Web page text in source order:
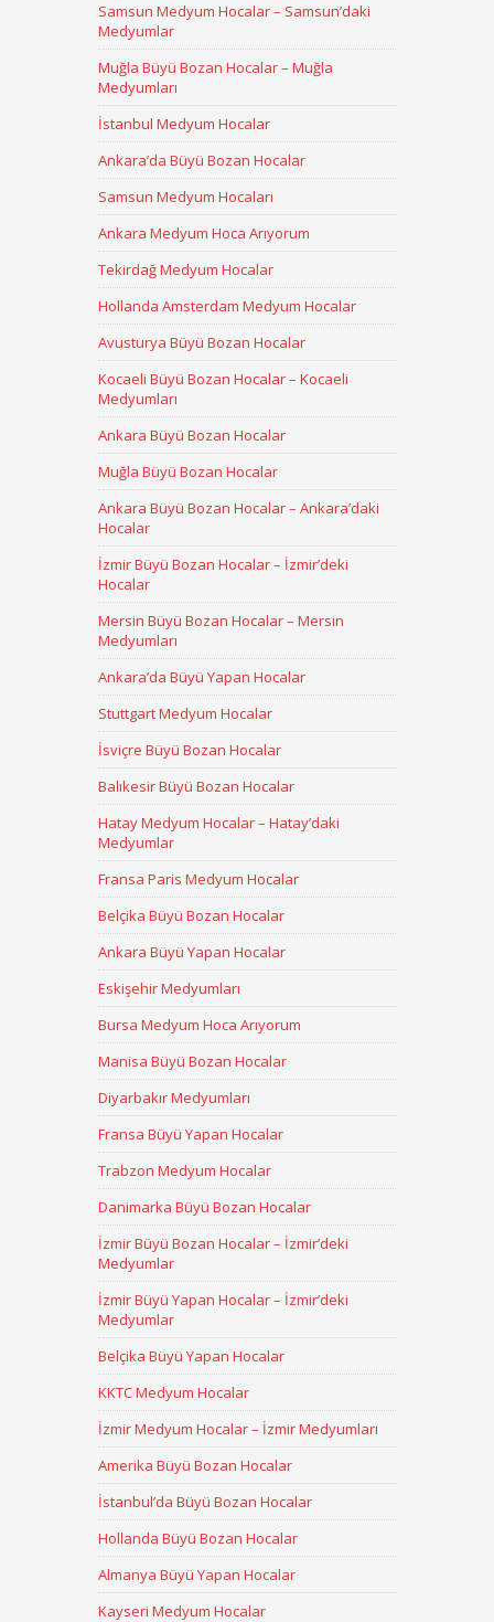
Samsun Medyum Hocalar – Samsun’daki
Medyumlar
Muğla Büyü Bozan Hocalar – Muğla
Medyumları
İstanbul Medyum Hocalar
Ankara’da Büyü Bozan Hocalar
Samsun Medyum Hocaları
Ankara Medyum Hoca Arıyorum
Tekirdağ Medyum Hocalar
Hollanda Amsterdam Medyum Hocalar
Avusturya Büyü Bozan Hocalar
Kocaeli Büyü Bozan Hocalar – Kocaeli
Medyumları
Ankara Büyü Bozan Hocalar
Muğla Büyü Bozan Hocalar
Ankara Büyü Bozan Hocalar – Ankara’daki
Hocalar
İzmir Büyü Bozan Hocalar – İzmir’deki
Hocalar
Mersin Büyü Bozan Hocalar – Mersin
Medyumları
Ankara’da Büyü Yapan Hocalar
Stuttgart Medyum Hocalar
İsviçre Büyü Bozan Hocalar
Balıkesir Büyü Bozan Hocalar
Hatay Medyum Hocalar – Hatay’daki
Medyumlar
Fransa Paris Medyum Hocalar
Belçika Büyü Bozan Hocalar
Ankara Büyü Yapan Hocalar
Eskişehir Medyumları
Bursa Medyum Hoca Arıyorum
Manisa Büyü Bozan Hocalar
Diyarbakır Medyumları
Fransa Büyü Yapan Hocalar
Trabzon Medyum Hocalar
Danimarka Büyü Bozan Hocalar
İzmir Büyü Bozan Hocalar – İzmir’deki
Medyumlar
İzmir Büyü Yapan Hocalar – İzmir’deki
Medyumlar
Belçika Büyü Yapan Hocalar
KKTC Medyum Hocalar
İzmir Medyum Hocalar – İzmir Medyumları
Amerika Büyü Bozan Hocalar
İstanbul’da Büyü Bozan Hocalar
Hollanda Büyü Bozan Hocalar
Almanya Büyü Yapan Hocalar
Kayseri Medyum Hocalar